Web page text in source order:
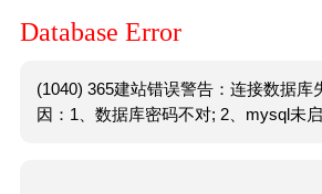
Database Error
(1040) 365建站错误警告：连接数据库
因：1、数据库密码不对; 2、mysql未启